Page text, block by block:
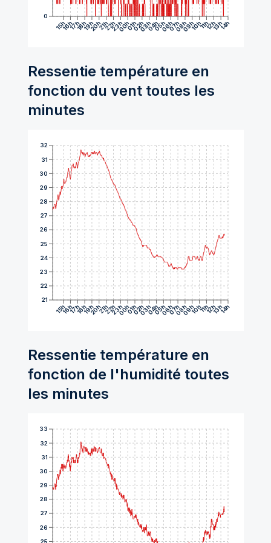
15h16h17h18h19h20h21h22h23h00h01h02h03h04h05h06h07h08h09h10h11h12h13h14h
0
Ressentie température en
fonction du vent toutes les
minutes
15h16h17h18h19h20h21h22h23h00h01h02h03h04h05h06h07h08h09h10h11h12h13h14h
21
22
23
24
25
26
27
28
29
30
31
32
Ressentie température en
fonction de l'humidité toutes
les minutes
25
26
27
28
29
30
31
32
33